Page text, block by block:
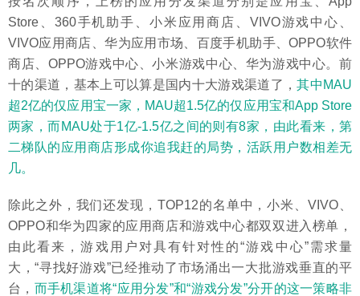
Store、360手机助手、小米应用商店、VIVO游戏中心、
VIVO应用商店、华为应用市场、百度手机助手、OPPO软件
商店、OPPO游戏中心、小米游戏中心、华为游戏中心。前
十的渠道，基本上可以算是国内十大游戏渠道了，其中MAU
超2亿的仅应用宝一家，MAU超1.5亿的仅应用宝和App Store
两家，而MAU处于1亿-1.5亿之间的则有8家，由此看来，第
二梯队的应用商店形成你追我赶的局势，活跃用户数相差无
几。
除此之外，我们还发现，TOP12的名单中，小米、VIVO、
OPPO和华为四家的应用商店和游戏中心都双双进入榜单，
由此看来，游戏用户对具有针对性的“游戏中心”需求量
大，“寻找好游戏”已经推动了市场涌出一大批游戏垂直的平
台， 而手机渠道将“应用分发”和“游戏分发”分开的这一策略非